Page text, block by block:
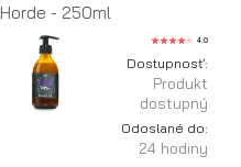
Horde - 250ml
4.0
Dostupnosť:
Produkt
dostupný
Odoslané do:
24 hodiny